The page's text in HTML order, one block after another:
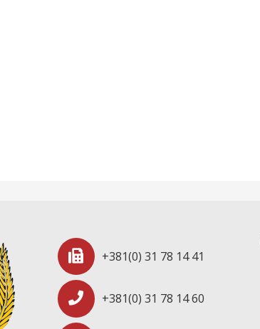
+381(0) 31 78 14 41
+381(0) 31 78 14 60